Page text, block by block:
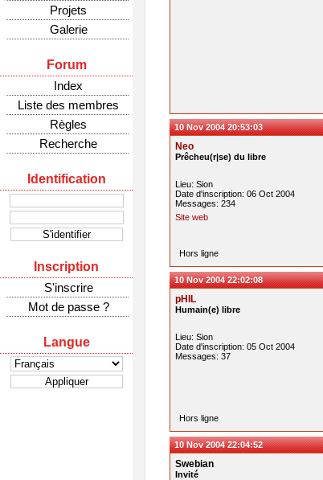
Projets
Galerie
Forum
Index
Liste des membres
Règles
Recherche
Identification
Inscription
S'inscrire
Mot de passe ?
Langue
10 Nov 2004 20:53:03
Neo
Prêcheu(r|se) du libre
Lieu: Sion
Date d'inscription: 06 Oct 2004
Messages: 234
Site web
Hors ligne
10 Nov 2004 22:02:08
pHIL
Humain(e) libre
Lieu: Sion
Date d'inscription: 05 Oct 2004
Messages: 37
Hors ligne
10 Nov 2004 22:04:52
Swebian
Invité